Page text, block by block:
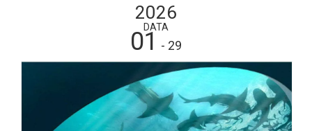
2026
DATA
01 - 29